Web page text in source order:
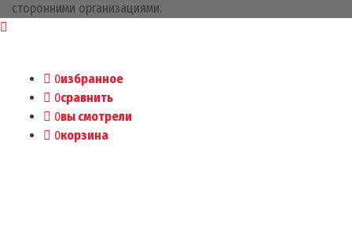
сторонними организациями.
0избранное
0сравнить
0вы смотрели
0корзина